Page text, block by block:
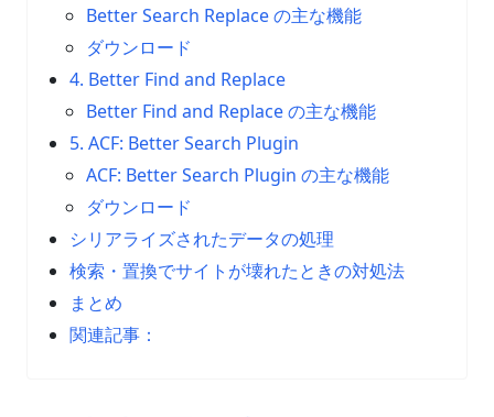
Better Search Replace の主な機能
ダウンロード
4. Better Find and Replace
Better Find and Replace の主な機能
5. ACF: Better Search Plugin
ACF: Better Search Plugin の主な機能
ダウンロード
シリアライズされたデータの処理
検索・置換でサイトが壊れたときの対処法
まとめ
関連記事：